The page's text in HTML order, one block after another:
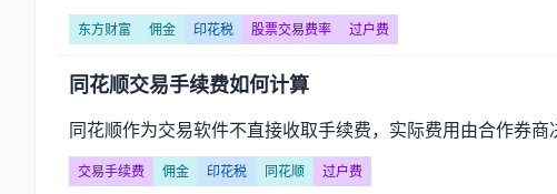
东方财富 佣金 印花税 股票交易费率 过户费
同花顺交易手续费如何计算
同花顺作为交易软件不直接收取手续费，实际费用由合作券
交易手续费 佣金 印花税 同花顺 过户费